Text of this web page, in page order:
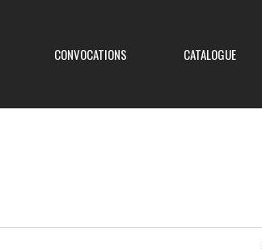
Classement Div 3 Coupe Nouvelle
CONVOCATIONS CATALOGUE